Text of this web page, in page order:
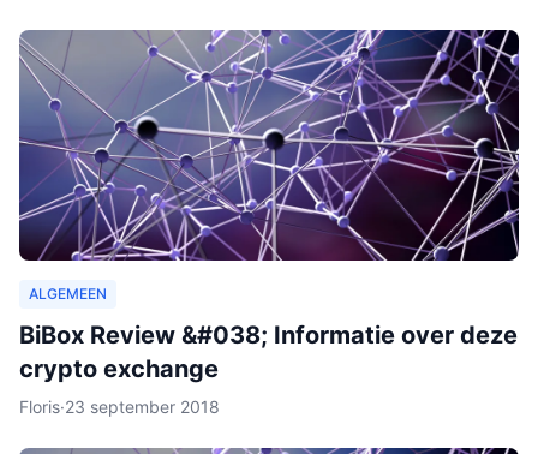
ALGEMEEN
BiBox Review &#038; Informatie over deze
crypto exchange
Floris·23 september 2018